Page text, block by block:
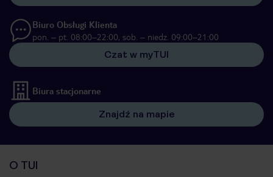
Biuro Obsługi Klienta
pon. – pt. 08:00–22:00, sob. – niedz. 09:00–21:00
Czat w myTUI
Biura stacjonarne
Znajdź na mapie
O TUI